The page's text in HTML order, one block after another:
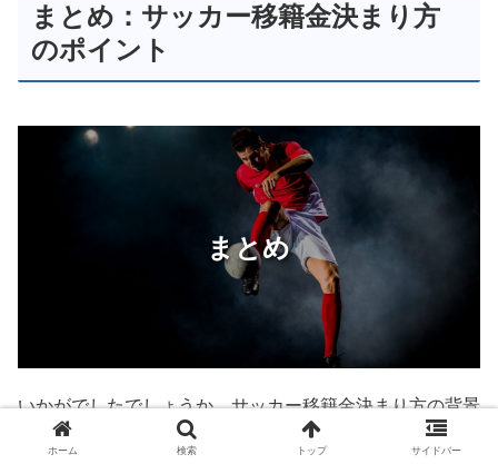
まとめ：サッカー移籍金決まり方
のポイント
まとめ
いかがでしたでしょうか。サッカー移籍金決まり方の背景
には、単なる選手の能力だけでなく、契約の残り期間、市
ホーム 検索 トップ サイドバー